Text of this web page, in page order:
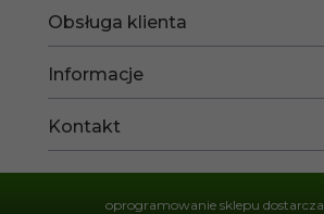
Obsługa klienta
Informacje
Kontakt
oprogramowanie sklepu dostarcza